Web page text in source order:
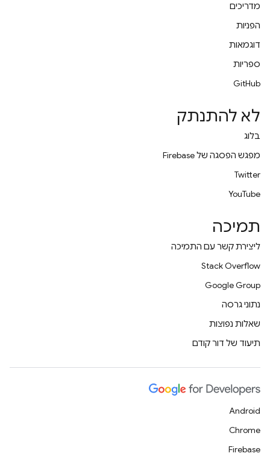
מדריכים
הפניות
דוגמאות
ספריות
GitHub
לא להתנתק
בלוג
מפגש הפסגה של Firebase
Twitter
YouTube
תמיכה
ליצירת קשר עם התמיכה
Stack Overflow
Google Group
נתוני גרסה
שאלות נפוצות
תיעוד של דור קודם
Android
Chrome
Firebase